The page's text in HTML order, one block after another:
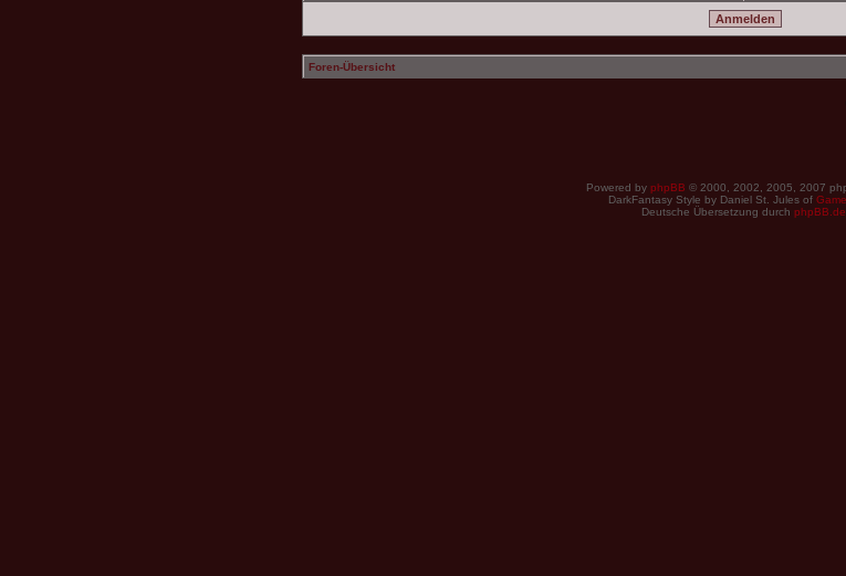
Foren-Übersicht
Powered by phpBB © 2000, 2002, 2005, 2007
DarkFantasy Style by Daniel St. Jules of
Deutsche Übersetzung durch phpBB.de